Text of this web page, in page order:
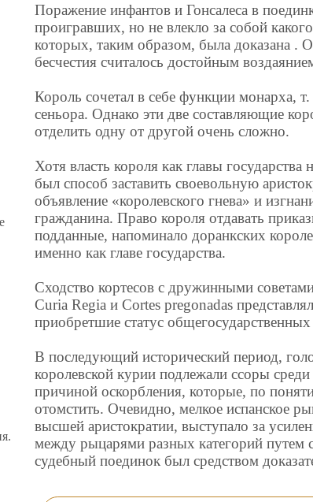
Поражение инфантов и Гонсалеса в
проигравших, но не влекло за собой
которых, таким образом, была доказана .
бесчестия считалось достойным
Король сочетал в себе функции монарха,
сеньора. Однако эти две составляющие
отделить одну от другой очень сложно.
Хотя власть короля как главы
был способ заставить своевольную
объявление «королевского гнева» и
гражданина. Право короля отдавать
подданные, напоминало доранкских
именно как главе государства.
Сходство кортесов с дружинными
Curia Regia и Cortes pregonadas
приобретшие статус
В последующий исторический период,
королевской курии подлежали ссоры
причиной оскорбления, которые, по
отомстить. Очевидно, мелкое испанское
высшей аристократии, выступало за
между рыцарями разных категорий путем
судебный поединок был средством